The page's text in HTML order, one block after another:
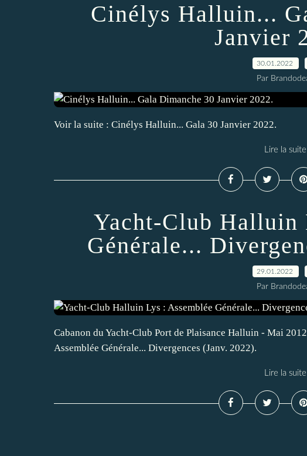
Cinélys Halluin...
Janvier
30.01.2022
Par
Voir la suite : Cinélys Halluin... Gala 30 Janvier 2022.
Lire la suite
Yacht-Club Halluin
Générale...
29.01.2022
Par
Cabanon du Yacht-Club Port de Plaisance Halluin - Mai
Assemblée Générale... Divergences (Janv. 2022).
Lire la suite